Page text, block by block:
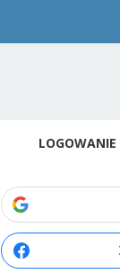
LOGOWANIE